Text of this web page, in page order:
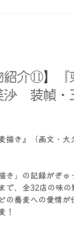
紹介⑪】『
沙 装幀・
描き』（画文・大
き」の記録がぎゅ
で、全32店の味の
の蕎麦への愛情が
！